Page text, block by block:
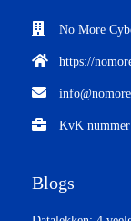
No More
https://
KvK
Blogs